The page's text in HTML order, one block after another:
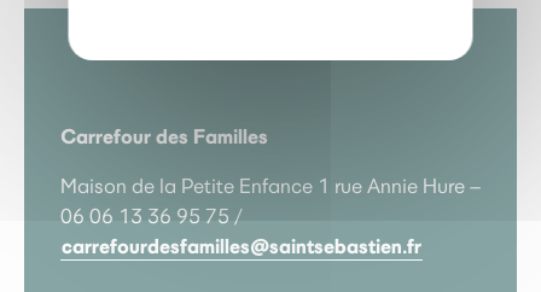
Carrefour des Familles
Maison de la Petite Enfance 1 rue Annie Hure –
06 06 13 36 95 75 /
carrefourdesfamilles@saintsebastien.fr